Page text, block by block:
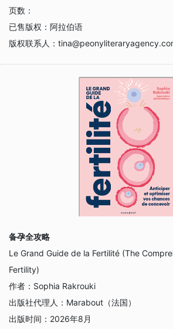
页数：
已售版权： 阿拉伯语
版权联系人：
备孕全攻略
Le Grand Guide de la Fertilité (The
Fertility)
作者： Sophia Rakrouki
出版社代理人： Marabout（法国）
出版时间： 2026年8月